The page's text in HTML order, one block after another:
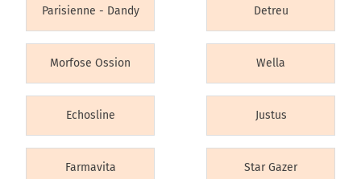
Parisienne - Dandy Detreu
Morfose Ossion Wella
Echosline Justus
Farmavita Star Gazer